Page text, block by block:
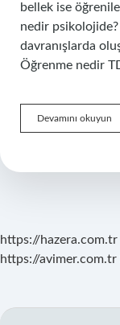
bellek ise
nedir
davranışlarda
Öğrenme nedir
Devamını okuyun
https://hazera.com.tr
https://avimer.com.tr